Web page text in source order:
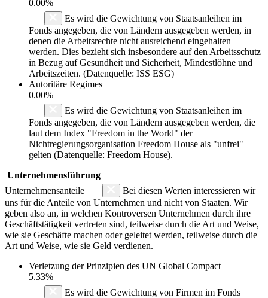
0.00%
Es wird die Gewichtung von Staatsanleihen im
Fonds angegeben, die von Ländern ausgegeben werden, in
denen die Arbeitsrechte nicht ausreichend eingehalten
werden. Dies bezieht sich insbesondere auf den Arbeitsschutz
in Bezug auf Gesundheit und Sicherheit, Mindestlöhne und
Arbeitszeiten. (Datenquelle: ISS ESG)
Autoritäre Regimes
0.00%
Es wird die Gewichtung von Staatsanleihen im
Fonds angegeben, die von Ländern ausgegeben werden, die
laut dem Index "Freedom in the World" der
Nichtregierungsorganisation Freedom House als "unfrei"
gelten (Datenquelle: Freedom House).
Unternehmensführung
Unternehmensanteile
Bei diesen Werten interessieren wir
uns für die Anteile von Unternehmen und nicht von Staaten. Wir
geben also an, in welchen Kontroversen Unternehmen durch ihre
Geschäftstätigkeit vertreten sind, teilweise durch die Art und Weise,
wie sie Geschäfte machen oder geleitet werden, teilweise durch die
Art und Weise, wie sie Geld verdienen.
Verletzung der Prinzipien des UN Global Compact
5.33%
Es wird die Gewichtung von Firmen im Fonds